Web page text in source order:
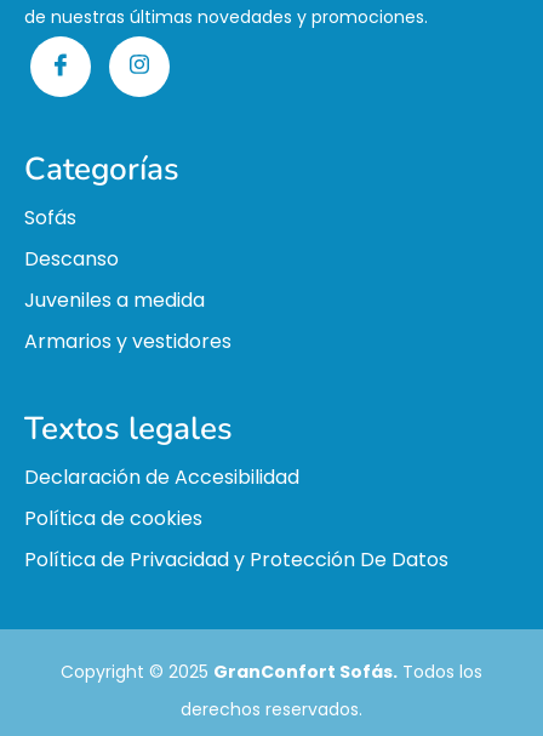
de nuestras últimas novedades y promociones.
Categorías
Sofás
Descanso
Juveniles a medida
Armarios y vestidores
Textos legales
Declaración de Accesibilidad
Política de cookies
Política de Privacidad y Protección De Datos
Copyright © 2025 GranConfort Sofás. Todos los
derechos reservados.